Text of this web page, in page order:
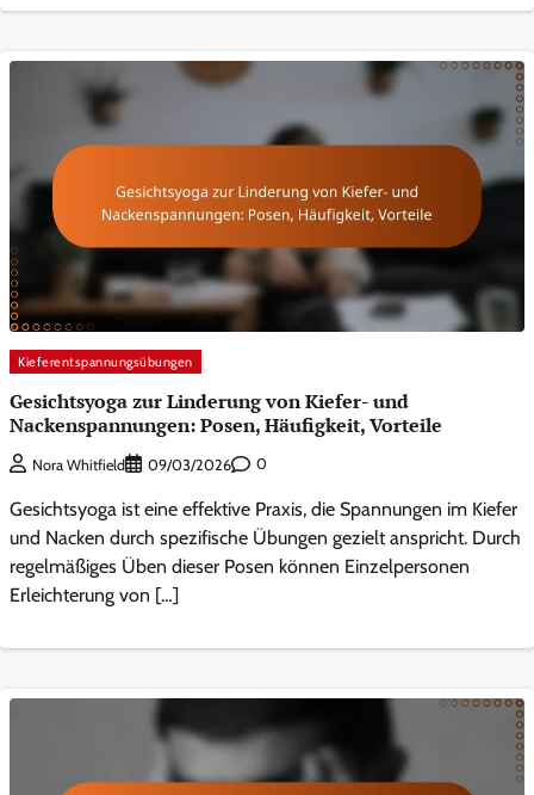
Kieferentspannungsübungen
Gesichtsyoga zur Linderung von Kiefer- und
Nackenspannungen: Posen, Häufigkeit, Vorteile
Nora Whitfield 09/03/2026 0
Gesichtsyoga ist eine effektive Praxis, die Spannungen im Kiefer
und Nacken durch spezifische Übungen gezielt anspricht. Durch
regelmäßiges Üben dieser Posen können Einzelpersonen
Erleichterung von […]